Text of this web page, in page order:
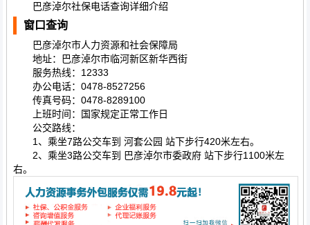
巴彦淖尔社保电话查询详细介绍
窗口查询
巴彦淖尔市人力资源和社会保障局
地址：巴彦淖尔市临河新区新华西街
服务热线：12333
办公电话：0478-8527256
传真号码：0478-8289100
上班时间：国家规定正常工作日
公交路线：
1、乘坐7路公交车到 河套公园 站下步行420米左右。
2、乘坐3路公交车到 巴彦淖尔市委政府 站下步行1100米左
右。